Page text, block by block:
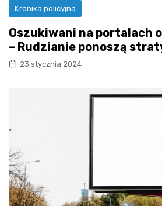
Kronika policyjna
Oszukiwani na portalach
– Rudzianie ponoszą
23 stycznia 2024